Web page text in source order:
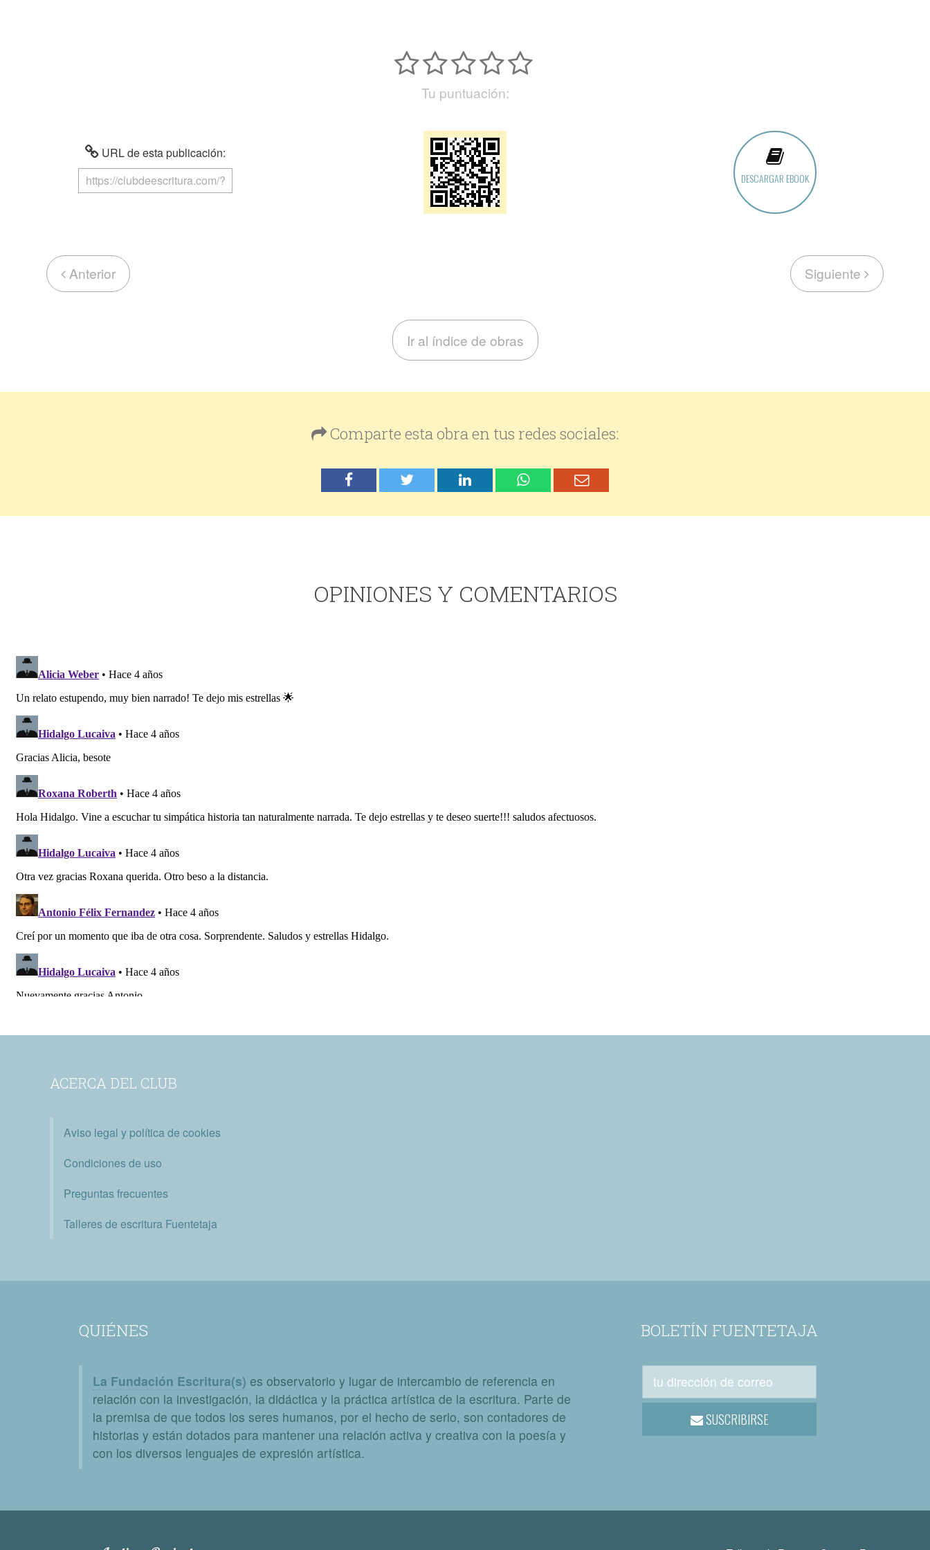
Tu puntuación:
URL de esta publicación:
DESCARGAR EBOOK
Anterior Siguiente
Ir al índice de obras
Comparte esta obra en tus redes sociales:
OPINIONES Y COMENTARIOS
ACERCA DEL CLUB
Aviso legal y política de cookies
Condiciones de uso
Preguntas frecuentes
Talleres de escritura Fuentetaja
QUIÉNES
La Fundación Escritura(s) es observatorio y lugar de intercambio de referencia en
relación con la investigación, la didáctica y la práctica artística de la escritura. Parte de
la premisa de que todos los seres humanos, por el hecho de serlo, son contadores de
historias y están dotados para mantener una relación activa y creativa con la poesía y
con los diversos lenguajes de expresión artística.
BOLETÍN FUENTETAJA
SUSCRIBIRSE